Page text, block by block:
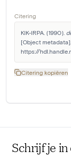
Citering
KIK-IRPA. (1990).
[Object metadata].
https://
Citering kopiëren
Schrijf je